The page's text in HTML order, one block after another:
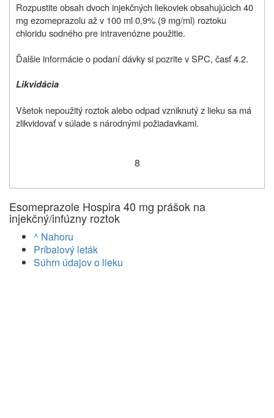
Rozpustite obsah dvoch injekčných liekoviek obsahujúcich 40
mg ezomeprazolu až v 100 ml 0,9% (9 mg/ml) roztoku
chloridu sodného pre intravenózne použitie.
Ďalšie informácie o podaní dávky si pozrite v SPC, časť 4.2.
Likvidácia
Všetok nepoužitý roztok alebo odpad vzniknutý z lieku sa má
zlikvidovať v súlade s národnými požiadavkami.
8
Esomeprazole Hospira 40 mg prášok na
injekčný/infúzny roztok
^ Nahoru
Príbalový leták
Súhrn údajov o lieku